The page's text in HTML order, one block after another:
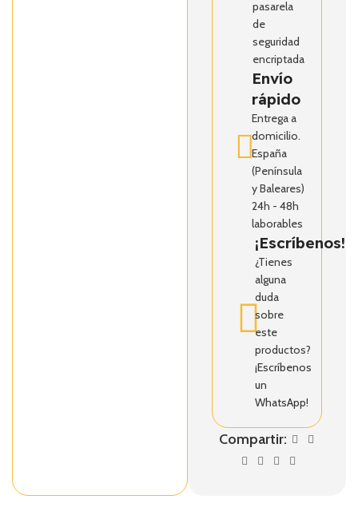
pasarela
de
seguridad
encriptada
Envío
rápido
Entrega a
domicilio.
España
(Península
y Baleares)
24h - 48h
laborables
¡Escríbenos!
¿Tienes
alguna
duda
sobre
este
productos?
¡Escríbenos
un
WhatsApp!
Compartir: